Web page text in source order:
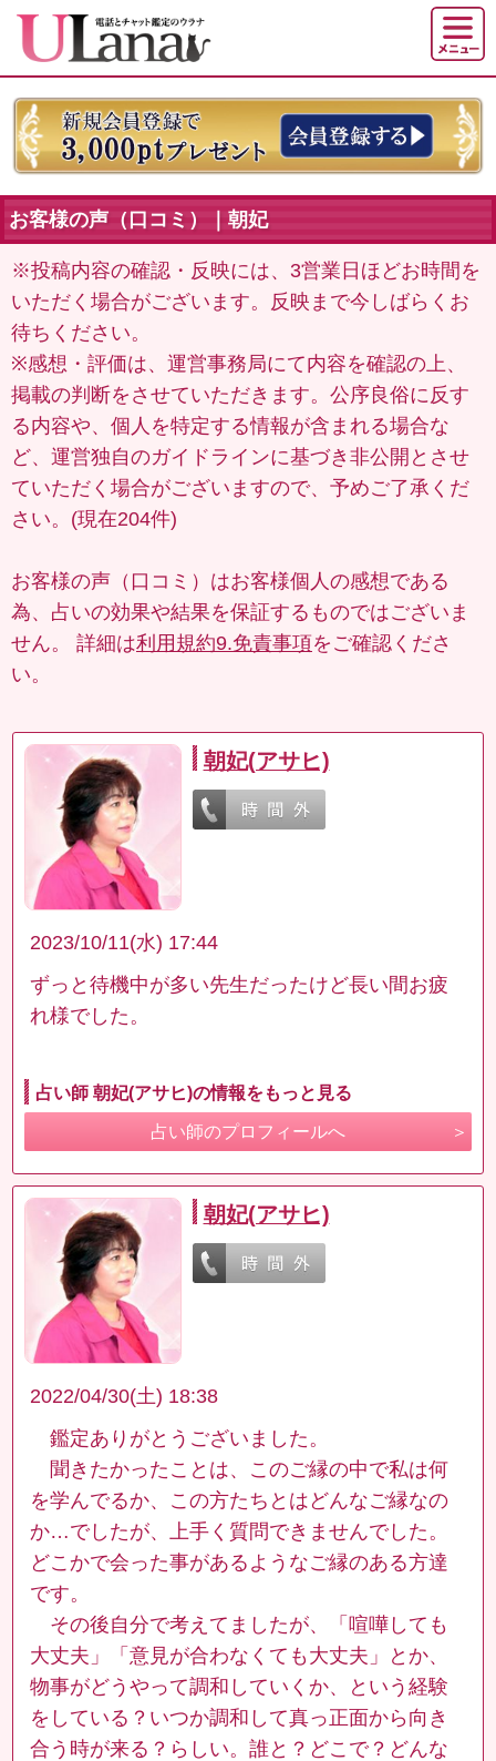
お客様の声（口コミ）｜朝妃
※投稿内容の確認・反映には、3営業日ほどお時間を
いただく場合がございます。反映まで今しばらくお
待ちください。
※感想・評価は、運営事務局にて内容を確認の上、
掲載の判断をさせていただきます。公序良俗に反す
る内容や、個人を特定する情報が含まれる場合な
ど、運営独自のガイドラインに基づき非公開とさせ
ていただく場合がございますので、予めご了承くだ
さい。(現在204件)
お客様の声（口コミ）はお客様個人の感想である
為、占いの効果や結果を保証するものではございま
せん。 詳細は利用規約9.免責事項をご確認くださ
い。
朝妃(アサヒ)
2023/10/11(水) 17:44
ずっと待機中が多い先生だったけど長い間お疲
れ様でした。
占い師 朝妃(アサヒ)の情報をもっと見る
占い師のプロフィールへ
朝妃(アサヒ)
2022/04/30(土) 18:38
鑑定ありがとうございました。
聞きたかったことは、このご縁の中で私は何
を学んでるか、この方たちとはどんなご縁なの
か…でしたが、上手く質問できませんでした。
どこかで会った事があるようなご縁のある方達
です。
その後自分で考えてましたが、「喧嘩しても
大丈夫」「意見が合わなくても大丈夫」とか、
物事がどうやって調和していくか、という経験
をしている？いつか調和して真っ正面から向き
合う時が来る？らしい。誰と？どこで？どんな